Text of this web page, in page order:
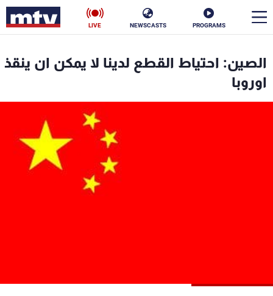
PROGRAMS
NEWSCASTS
LIVE
الصين: احتياط القطع لدينا لا يمكن ان ينقذ
اوروبا
الأخبار
فن
رياضة
شاهد البرامج